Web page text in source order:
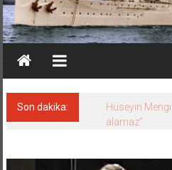
Son dakika:
Hüseyin
alamaz”